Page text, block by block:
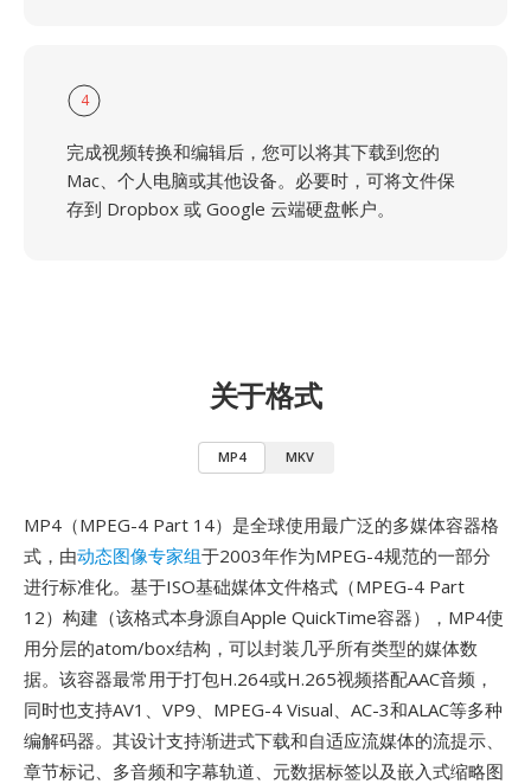
4
完成视频转换和编辑后，您可以将其下载到您的
Mac、个人电脑或其他设备。必要时，可将文件保
存到 Dropbox 或 Google 云端硬盘帐户。
关于格式
MP4 MKV
MP4（MPEG-4 Part 14）是全球使用最广泛的多媒体容器格
式，由动态图像专家组于2003年作为MPEG-4规范的一部分
进行标准化。基于ISO基础媒体文件格式（MPEG-4 Part
12）构建（该格式本身源自Apple QuickTime容器），MP4使
用分层的atom/box结构，可以封装几乎所有类型的媒体数
据。该容器最常用于打包H.264或H.265视频搭配AAC音频，
同时也支持AV1、VP9、MPEG-4 Visual、AC-3和ALAC等多种
编解码器。其设计支持渐进式下载和自适应流媒体的流提示、
章节标记、多音频和字幕轨道、元数据标签以及嵌入式缩略图